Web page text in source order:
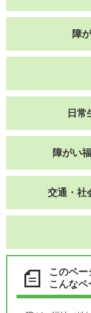
障
日常
障がい
交通・社
このペー
こんな